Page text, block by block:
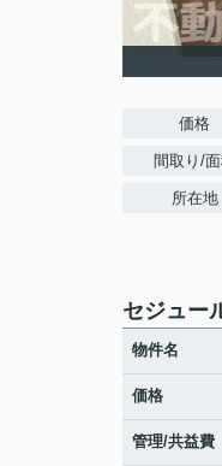
価格
間取り/
所在地
セジュー
物件名
価格
管理/共益費